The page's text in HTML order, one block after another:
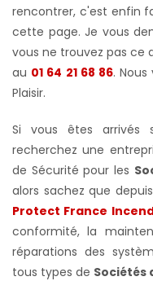
rencontrer, c'est enfin
cette page. Je vous
vous ne trouvez pas ce
au 01 64 21 68 86.
Plaisir.
Si vous êtes arrivés
recherchez une
de Sécurité pour les
alors sachez que
Protect France
conformité, la
réparations des
tous types de Sociétés